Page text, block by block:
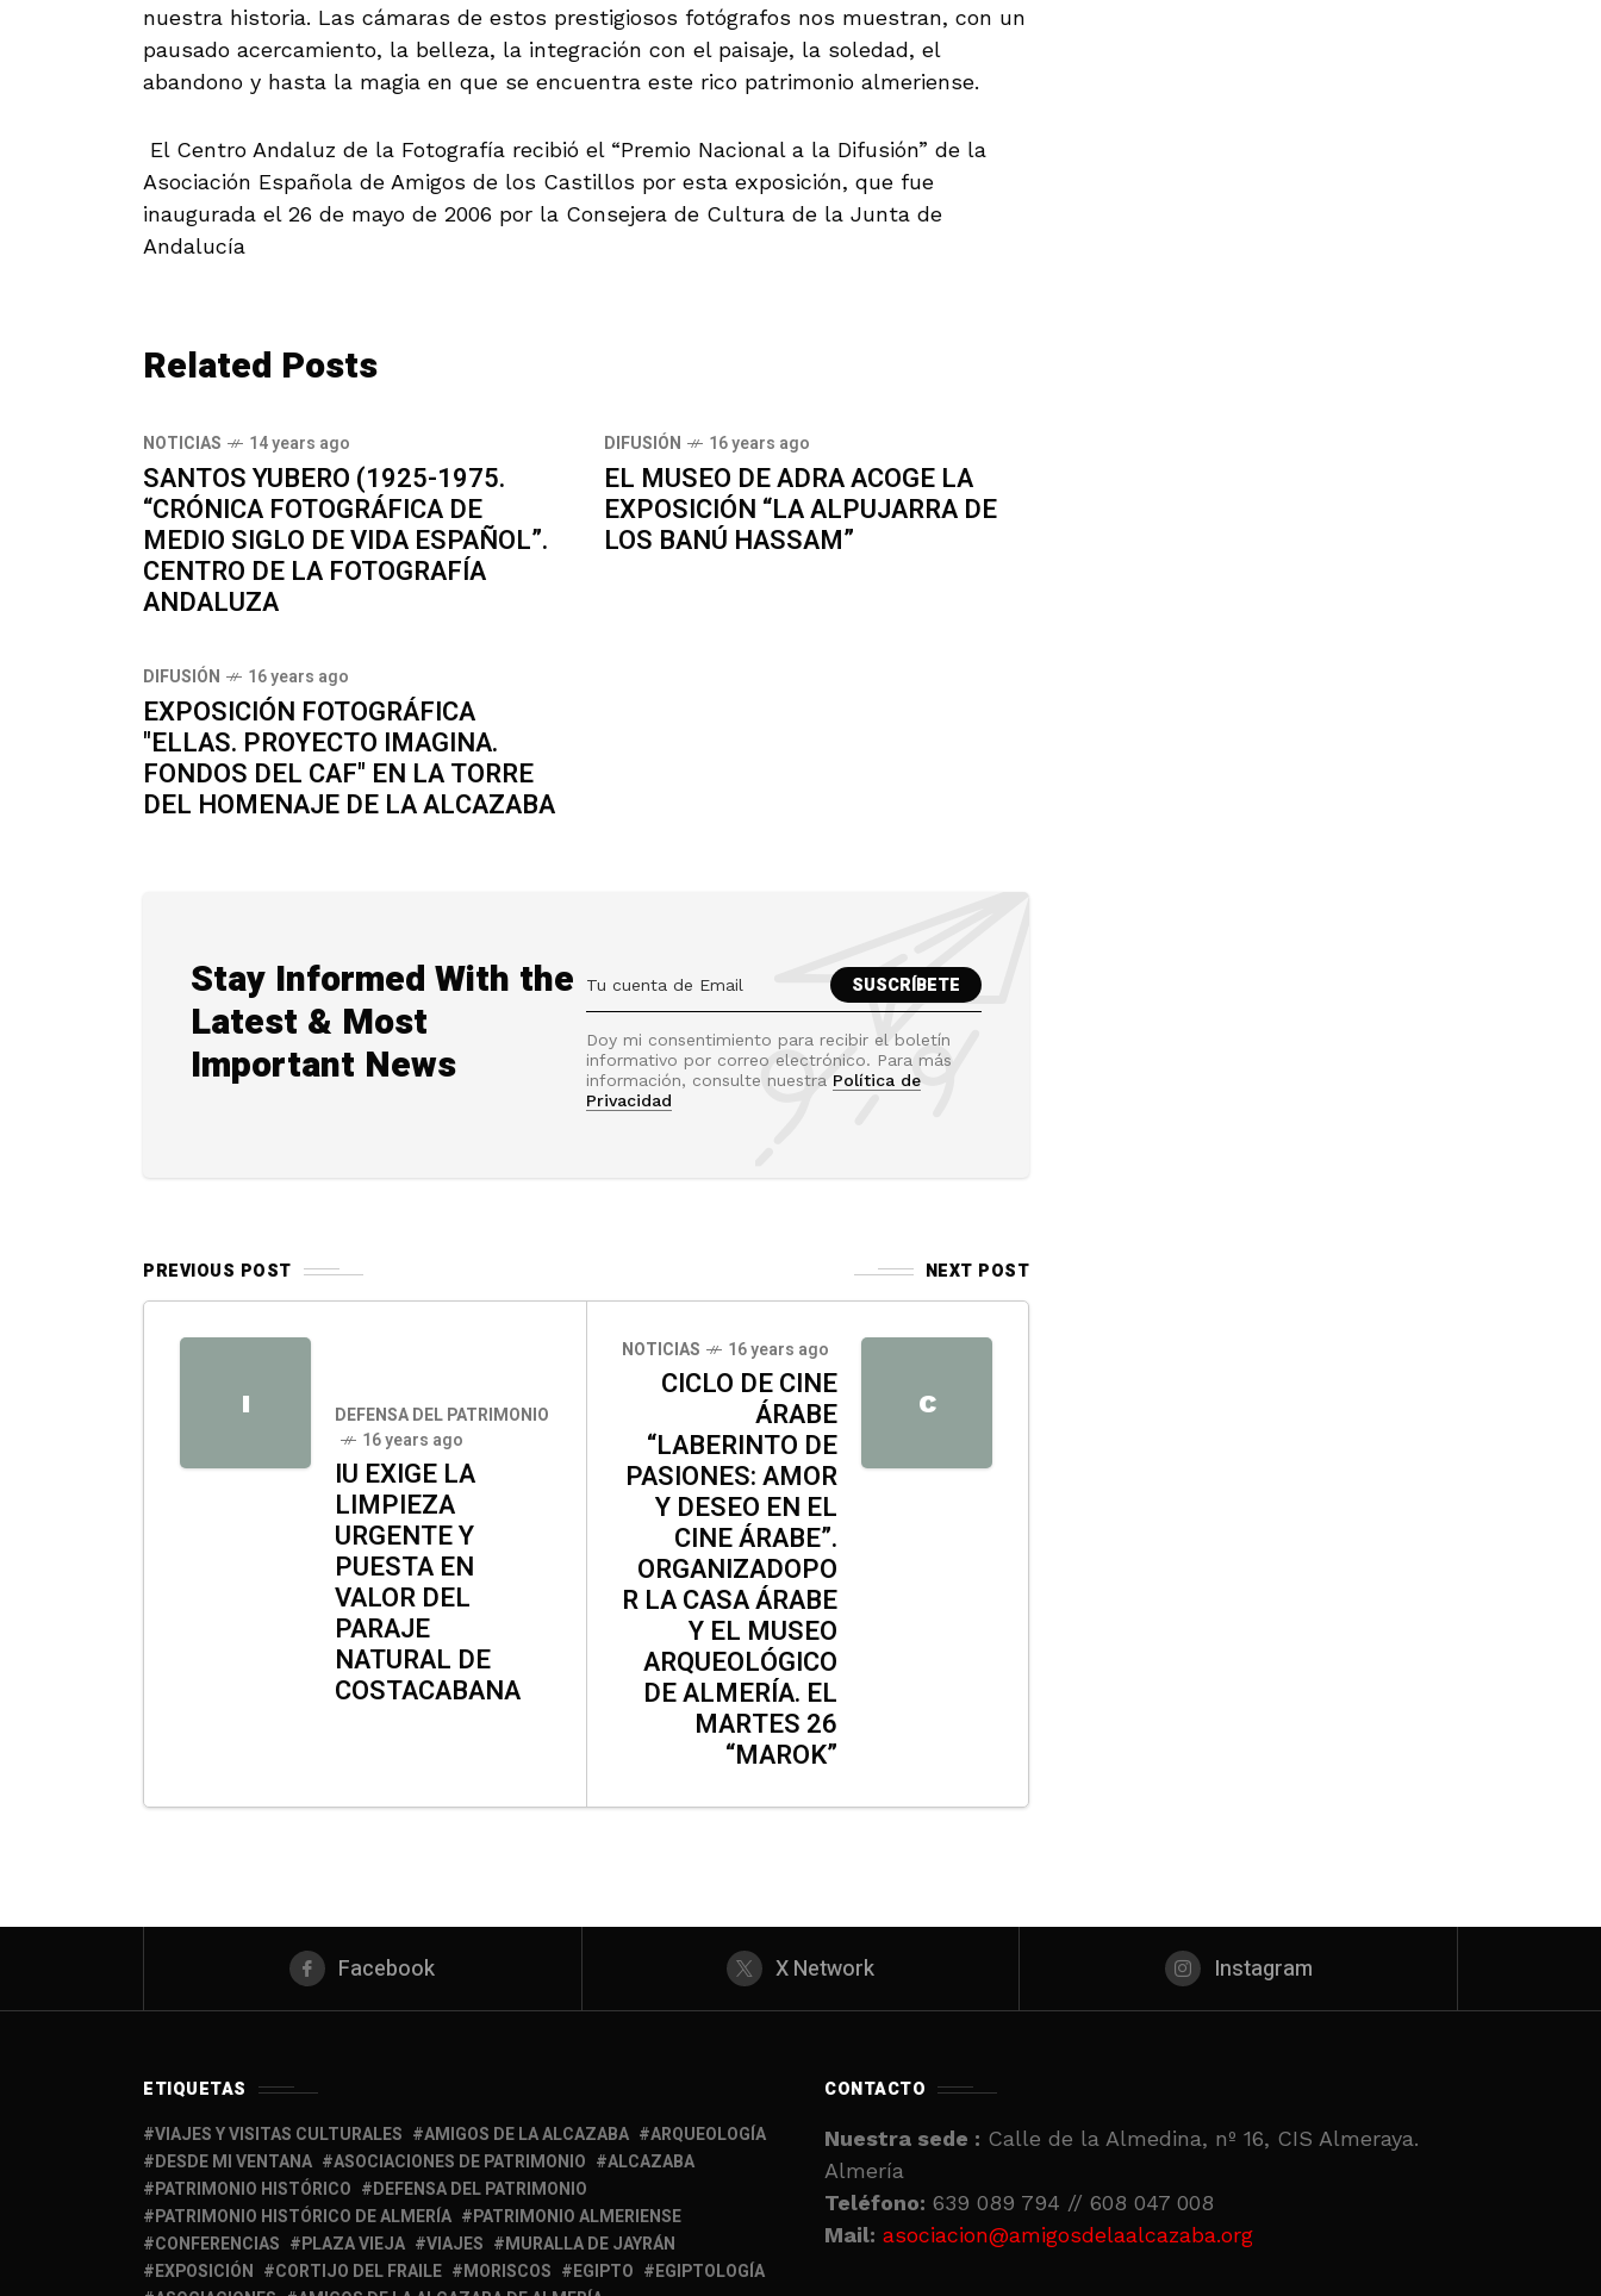
nuestra historia. Las cámaras de estos prestigiosos fotógrafos nos muestran, con un
pausado acercamiento, la belleza, la integración con el paisaje, la soledad, el
abandono y hasta la magia en que se encuentra este rico patrimonio almeriense.
El Centro Andaluz de la Fotografía recibió el “Premio Nacional a la Difusión” de la
Asociación Española de Amigos de los Castillos por esta exposición, que fue
inaugurada el 26 de mayo de 2006 por la Consejera de Cultura de la Junta de
Andalucía
Related Posts
NOTICIAS 14 years ago
SANTOS YUBERO (1925-1975.
“CRÓNICA FOTOGRÁFICA DE
MEDIO SIGLO DE VIDA ESPAÑOL”.
CENTRO DE LA FOTOGRAFÍA
ANDALUZA
DIFUSIÓN 16 years ago
EL MUSEO DE ADRA ACOGE LA
EXPOSICIÓN “LA ALPUJARRA DE
LOS BANÚ HASSAM”
DIFUSIÓN 16 years ago
EXPOSICIÓN FOTOGRÁFICA
"ELLAS. PROYECTO IMAGINA.
FONDOS DEL CAF" EN LA TORRE
DEL HOMENAJE DE LA ALCAZABA
Stay Informed With the
Latest & Most
Important News
Doy mi consentimiento para recibir el boletín
informativo por correo electrónico. Para más
información, consulte nuestra Política de
Privacidad
PREVIOUS POST NEXT POST
I
DEFENSA DEL PATRIMONIO
16 years ago
IU EXIGE LA
LIMPIEZA
URGENTE Y
PUESTA EN
VALOR DEL
PARAJE
NATURAL DE
COSTACABANA
C
NOTICIAS 16 years ago
CICLO DE CINE
ÁRABE
“LABERINTO DE
PASIONES: AMOR
Y DESEO EN EL
CINE ÁRABE”.
ORGANIZADOPO
R LA CASA ÁRABE
Y EL MUSEO
ARQUEOLÓGICO
DE ALMERÍA. EL
MARTES 26
“MAROK”
Facebook X Network Instagram
ETIQUETAS
VIAJES Y VISITAS CULTURALES
AMIGOS DE LA ALCAZABA
ARQUEOLOGÍA
DESDE MI VENTANA
ASOCIACIONES DE PATRIMONIO
ALCAZABA
PATRIMONIO HISTÓRICO
DEFENSA DEL PATRIMONIO
PATRIMONIO HISTÓRICO DE ALMERÍA
PATRIMONIO ALMERIENSE
CONFERENCIAS
PLAZA VIEJA VIAJES
MURALLA DE JAYRÁN
EXPOSICIÓN
CORTIJO DEL FRAILE MORISCOS EGIPTO
EGIPTOLOGÍA
CONTACTO
Nuestra sede : Calle de la Almedina, nº 16, CIS Almeraya.
Almería
Teléfono: 639 089 794 // 608 047 008
Mail: asociacion@amigosdelaalcazaba.org